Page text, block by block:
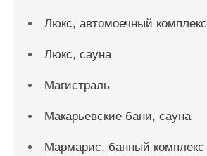
Люкс, автомоечный комплекс
Люкс, сауна
Магистраль
Макарьевские бани, сауна
Мармарис, банный комплекс